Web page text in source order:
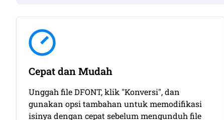
Cepat dan Mudah
Unggah file DFONT, klik "Konversi", dan
gunakan opsi tambahan untuk memodifikasi
isinya dengan cepat sebelum mengunduh file